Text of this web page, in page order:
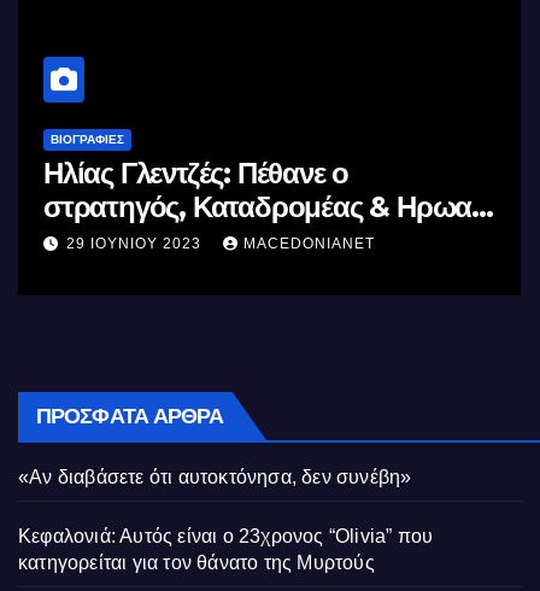
ΒΙΟΓΡΑΦΊΕΣ
Μέγας Αλέξανδρος: Ο μέγιστος των
Ελλήνων
11 ΙΟΥΝΊΟΥ 2023 MACEDONIANET
ΠΡΌΣΦΑΤΑ ΆΡΘΡΑ
«Αν διαβάσετε ότι αυτοκτόνησα, δεν συνέβη»
Κεφαλονιά: Αυτός είναι ο 23χρονος “Olivia” που
κατηγορείται για τον θάνατο της Μυρτούς